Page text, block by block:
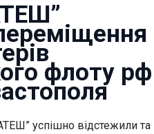
флоту рф
успішно відстежили та